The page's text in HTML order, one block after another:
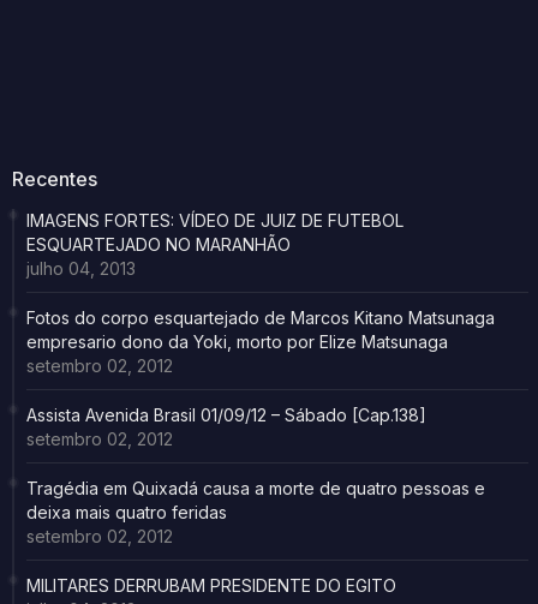
Recentes
IMAGENS FORTES: VÍDEO DE JUIZ DE FUTEBOL
ESQUARTEJADO NO MARANHÃO
julho 04, 2013
Fotos do corpo esquartejado de Marcos Kitano Matsunaga
empresario dono da Yoki, morto por Elize Matsunaga
setembro 02, 2012
Assista Avenida Brasil 01/09/12 – Sábado [Cap.138]
setembro 02, 2012
Tragédia em Quixadá causa a morte de quatro pessoas e
deixa mais quatro feridas
setembro 02, 2012
MILITARES DERRUBAM PRESIDENTE DO EGITO